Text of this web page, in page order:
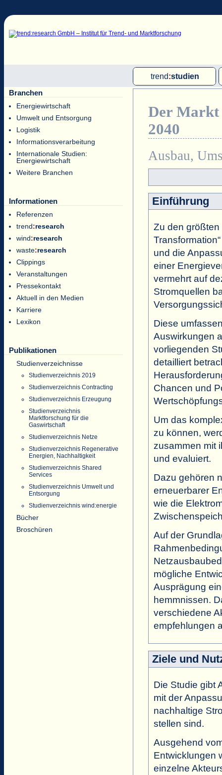
trend:studien
Single-Client-Studien
Internationale Markt Reports
Branchen
Energiewirtschaft
Umwelt und Entsorgung
Logistik
Informationsverarbeitung
Internationale Studien:
Energiewirtschaft
Weitere Branchen
Informationen
Referenzen
trend:research
wind:research
waste:research
Clippings
Veranstaltungen
Pressekontakt
Aktuell in den Medien
Karriere
Lexikon
Publikationen
Studienverzeichnisse
Studienverzeichnis 2019
Studienverzeichnis Contracting
Studienverzeichnis Erzeugung
Studienverzeichnis
Marktforschung für die
Gaswirtschaft
Studienverzeichnis Netze
Studienverzeichnis Regenerative
Energien, Nachhaltigkeit
Studienverzeichnis Shared
Services
Studienverzeichnis Umwelt und
Entsorgung
Studienverzeichnis wind:energie
Bücher
Broschüren
Der Markt
2040
Ausbau,
Einführung
Zu den größten
und die
einer
vermehrt auf
Stromquellen
Diese
Auswirkungen
vorliegenden
detailliert
Chancen und
Um das
zu können,
zusammen mit
und evaluiert.
Dazu gehören
erneuerbarer
wie die
Auf der
mögliche
Ausprägung
hemmnissen.
verschiedene
empfehlungen
Ziele und
Die Studie gibt
mit der
nachhaltige
stellen sind.
Ausgehend
Entwicklungen
einzelne